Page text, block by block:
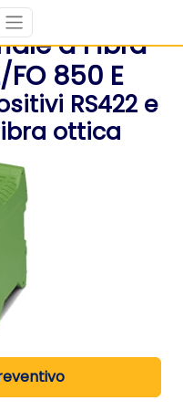
a Fibra
FO 850 E
RS422 e
ottica